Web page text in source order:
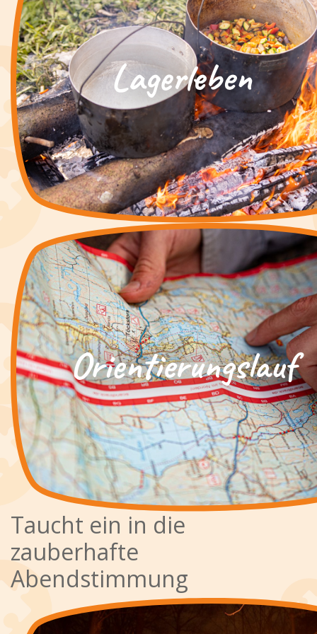
Taucht ein in die
zauberhafte
Abendstimmung